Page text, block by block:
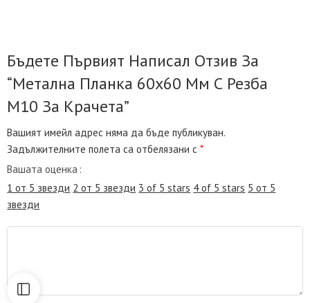
Бъдете Първият Написал Отзив За
“Метална Планка 60х60 Мм С Резба
М10 За Крачета”
Вашият имейл адрес няма да бъде публикуван.
Задължителните полета са отбелязани с*
Вашата оценка
1 от 5 звезди 2 от 5 звезди 3 of 5 stars 4 of 5 stars 5 от 5
звезди